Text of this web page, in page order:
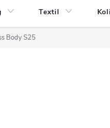
Textil
Body S25